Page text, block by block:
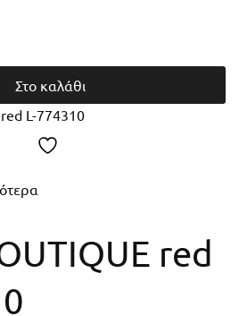
Στο καλάθι
red